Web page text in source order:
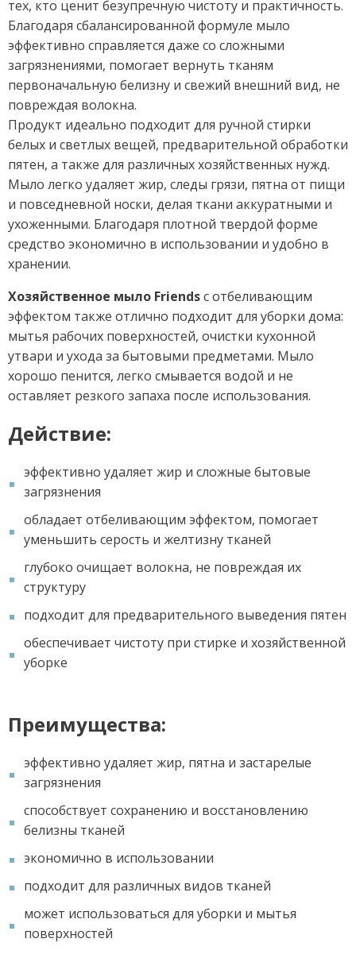
тех, кто ценит безупречную чистоту и практичность.
Благодаря сбалансированной формуле мыло
эффективно справляется даже со сложными
загрязнениями, помогает вернуть тканям
первоначальную белизну и свежий внешний вид, не
повреждая волокна.
Продукт идеально подходит для ручной стирки
белых и светлых вещей, предварительной обработки
пятен, а также для различных хозяйственных нужд.
Мыло легко удаляет жир, следы грязи, пятна от пищи
и повседневной носки, делая ткани аккуратными и
ухоженными. Благодаря плотной твердой форме
средство экономично в использовании и удобно в
хранении.
Хозяйственное мыло Friendsс отбеливающим
эффектом также отлично подходит для уборки дома:
мытья рабочих поверхностей, очистки кухонной
утвари и ухода за бытовыми предметами. Мыло
хорошо пенится, легко смывается водой и не
оставляет резкого запаха после использования.
Действие:
эффективно удаляет жир и сложные бытовые
загрязнения
обладает отбеливающим эффектом, помогает
уменьшить серость и желтизну тканей
глубоко очищает волокна, не повреждая их
структуру
подходит для предварительного выведения пятен
обеспечивает чистоту при стирке и хозяйственной
уборке
Преимущества:
эффективно удаляет жир, пятна и застарелые
загрязнения
способствует сохранению и восстановлению
белизны тканей
экономично в использовании
подходит для различных видов тканей
может использоваться для уборки и мытья
поверхностей